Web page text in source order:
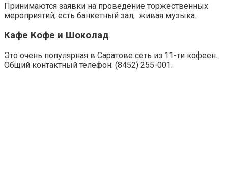
Принимаются заявки на проведение торжественных
мероприятий, есть банкетный зал, живая музыка.
Кафе Кофе и Шоколад
Это очень популярная в Саратове сеть из 11-ти кофеен.
Общий контактный телефон: (8452) 255-001.